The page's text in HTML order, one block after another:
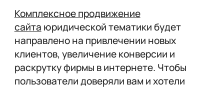
Комплексное продвижение
сайта юридической тематики будет
направлено на привлечении новых
клиентов, увеличение конверсии и
раскрутку фирмы в интернете. Чтобы
пользователи доверяли вам и хотели